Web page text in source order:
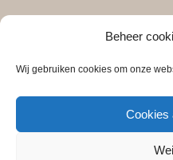
Beheer
Wij gebruiken cookies om onze
Cookies
0683911148
KVK-nummer: